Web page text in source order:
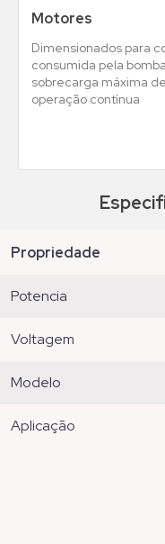
Motores
Dimensionados para
consumida pela
sobrecarga máxima
operação contínua
propriedade
potencia
voltagem
modelo
aplicação